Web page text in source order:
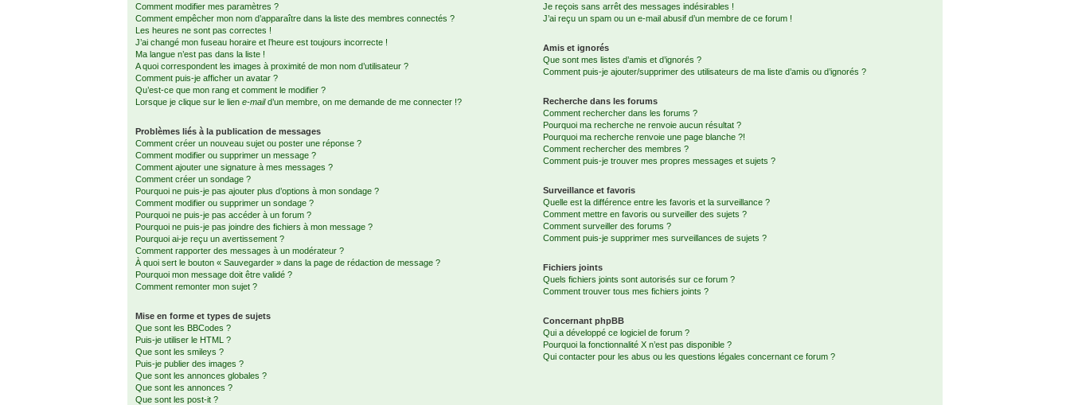
Comment modifier mes paramètres ?
Comment empêcher mon nom d’apparaître dans la liste des membres connectés ?
Les heures ne sont pas correctes !
J’ai changé mon fuseau horaire et l’heure est toujours incorrecte !
Ma langue n’est pas dans la liste !
A quoi correspondent les images à proximité de mon nom d’utilisateur ?
Comment puis-je afficher un avatar ?
Qu’est-ce que mon rang et comment le modifier ?
Lorsque je clique sur le lien e-maild’un membre, on me demande de me connecter !?
Problèmes liés à la publication de messages
Comment créer un nouveau sujet ou poster une réponse ?
Comment modifier ou supprimer un message ?
Comment ajouter une signature à mes messages ?
Comment créer un sondage ?
Pourquoi ne puis-je pas ajouter plus d’options à mon sondage ?
Comment modifier ou supprimer un sondage ?
Pourquoi ne puis-je pas accéder à un forum ?
Pourquoi ne puis-je pas joindre des fichiers à mon message ?
Pourquoi ai-je reçu un avertissement ?
Comment rapporter des messages à un modérateur ?
À quoi sert le bouton « Sauvegarder » dans la page de rédaction de message ?
Pourquoi mon message doit être validé ?
Comment remonter mon sujet ?
Mise en forme et types de sujets
Que sont les BBCodes ?
Puis-je utiliser le HTML ?
Que sont les smileys ?
Puis-je publier des images ?
Que sont les annonces globales ?
Que sont les annonces ?
Que sont les post-it ?
Je reçois sans arrêt des messages indésirables !
J’ai reçu un spam ou un e-mail abusif d’un membre de ce forum !
Amis et ignorés
Que sont mes listes d’amis et d’ignorés ?
Comment puis-je ajouter/supprimer des utilisateurs de ma liste d’amis ou d’ignorés ?
Recherche dans les forums
Comment rechercher dans les forums ?
Pourquoi ma recherche ne renvoie aucun résultat ?
Pourquoi ma recherche renvoie une page blanche ?!
Comment rechercher des membres ?
Comment puis-je trouver mes propres messages et sujets ?
Surveillance et favoris
Quelle est la différence entre les favoris et la surveillance ?
Comment mettre en favoris ou surveiller des sujets ?
Comment surveiller des forums ?
Comment puis-je supprimer mes surveillances de sujets ?
Fichiers joints
Quels fichiers joints sont autorisés sur ce forum ?
Comment trouver tous mes fichiers joints ?
Concernant phpBB
Qui a développé ce logiciel de forum ?
Pourquoi la fonctionnalité X n’est pas disponible ?
Qui contacter pour les abus ou les questions légales concernant ce forum ?